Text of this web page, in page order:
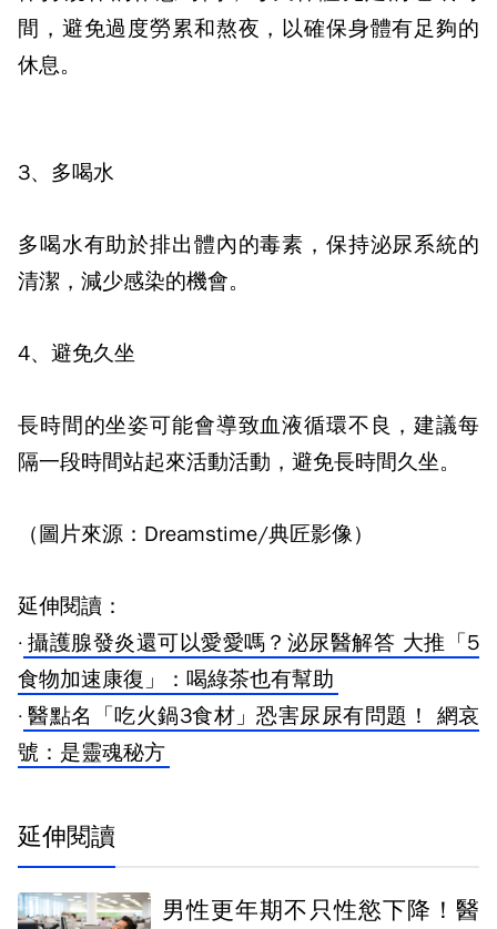
間，避免過度勞累和熬夜，以確保身體有足夠的
休息。
3、多喝水
多喝水有助於排出體內的毒素，保持泌尿系統的
清潔，減少感染的機會。
4、避免久坐
長時間的坐姿可能會導致血液循環不良，建議每
隔一段時間站起來活動活動，避免長時間久坐。
（圖片來源：Dreamstime/典匠影像）
延伸閱讀：
· 攝護腺發炎還可以愛愛嗎？泌尿醫解答 大推「5
食物加速康復」：喝綠茶也有幫助
· 醫點名「吃火鍋3食材」恐害尿尿有問題！ 網哀
號：是靈魂秘方
延伸閱讀
男性更年期不只性慾下降！醫